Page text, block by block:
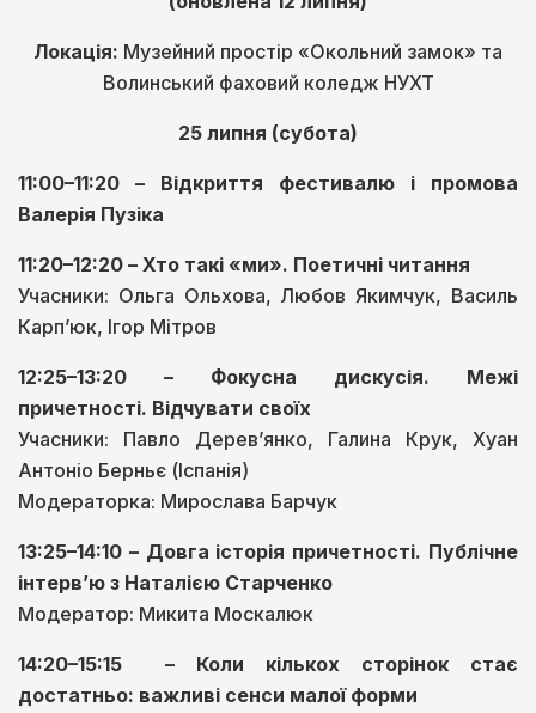
Локація: Музейний простір «Окольний замок» та
Волинський фаховий коледж НУХТ
25 липня (субота)
11:00–11:20 – Відкриття фестивалю і промова
Валерія Пузіка
11:20–12:20 – Хто такі «ми». Поетичні читання
Учасники: Ольга Ольхова, Любов Якимчук, Василь
Карпʼюк, Ігор Мітров
12:25–13:20 – Фокусна дискусія. Межі
причетності. Відчувати своїх
Учасники: Павло Деревʼянко, Галина Крук, Хуан
Антоніо Берньє (Іспанія)
Модераторка: Мирослава Барчук
13:25–14:10 – Довга історія причетності. Публічне
інтервʼю з Наталією Старченко
Модератор: Микита Москалюк
14:20–15:15 – Коли кількох сторінок стає
достатньо: важливі сенси малої форми